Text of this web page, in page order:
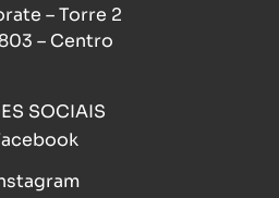
– Torre 2
– Centro
SOCIAIS